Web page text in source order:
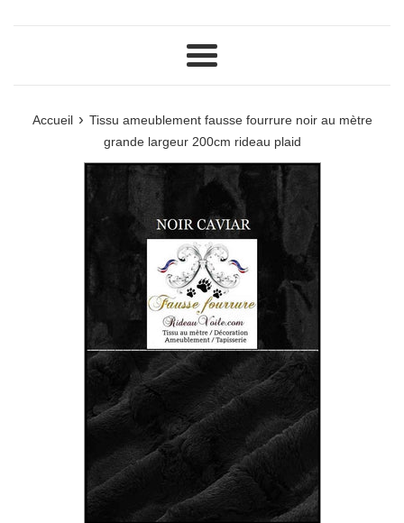
Menu
Accueil › Tissu ameublement fausse fourrure noir au mètre
grande largeur 200cm rideau plaid